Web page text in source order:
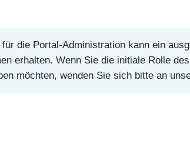
die Portal-Administration kann ein
erhalten. Wenn Sie die initiale Rolle
möchten, wenden Sie sich bitte an